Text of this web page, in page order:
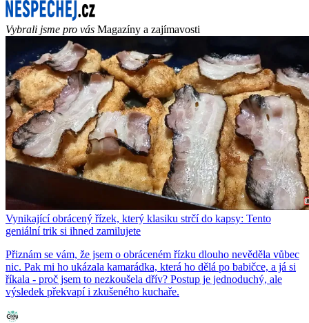
Vybrali jsme pro vás Magazíny a zajímavosti
Vynikající obrácený řízek, který klasiku strčí do kapsy: Tento
geniální trik si ihned zamilujete
Přiznám se vám, že jsem o obráceném řízku dlouho nevěděla vůbec
nic. Pak mi ho ukázala kamarádka, která ho dělá po babičce, a já si
říkala - proč jsem to nezkoušela dřív? Postup je jednoduchý, ale
výsledek překvapí i zkušeného kuchaře.